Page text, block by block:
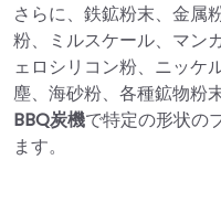
さらに、鉄鉱粉末、金属
粉、ミルスケール、マン
ェロシリコン粉、ニッケ
塵、海砂粉、各種鉱物粉
BBQ炭機で特定の形状の
ます。